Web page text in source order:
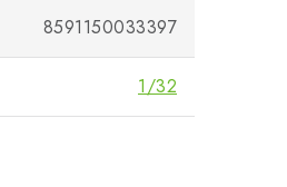
8591150033397
1/32